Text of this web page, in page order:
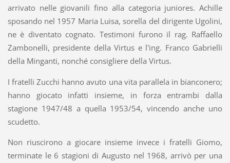
arrivato nelle giovanili fino alla categoria juniores. Achille
sposando nel 1957 Maria Luisa, sorella del dirigente Ugolini,
ne è diventato cognato. Testimoni furono il rag. Raffaello
Zambonelli, presidente della Virtus e l'ing. Franco Gabrielli
della Minganti, nonché consigliere della Virtus.
I fratelli Zucchi hanno avuto una vita parallela in bianconero;
hanno giocato infatti insieme, in forza entrambi dalla
stagione 1947/48 a quella 1953/54, vincendo anche uno
scudetto.
Non riuscirono a giocare insieme invece i fratelli Giomo,
terminate le 6 stagioni di Augusto nel 1968, arrivò per una